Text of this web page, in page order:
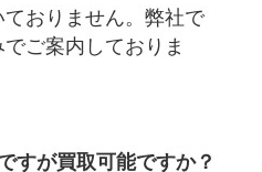
おりません。弊社で
ご案内しておりま
すが買取可能ですか？